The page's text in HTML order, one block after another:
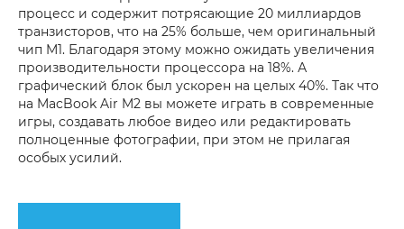
процесс и содержит потрясающие 20 миллиардов
транзисторов, что на 25% больше, чем оригинальный
чип M1. Благодаря этому можно ожидать увеличения
производительности процессора на 18%. А
графический блок был ускорен на целых 40%. Так что
на MacBook Air M2 вы можете играть в современные
игры, создавать любое видео или редактировать
полноценные фотографии, при этом не прилагая
особых усилий.